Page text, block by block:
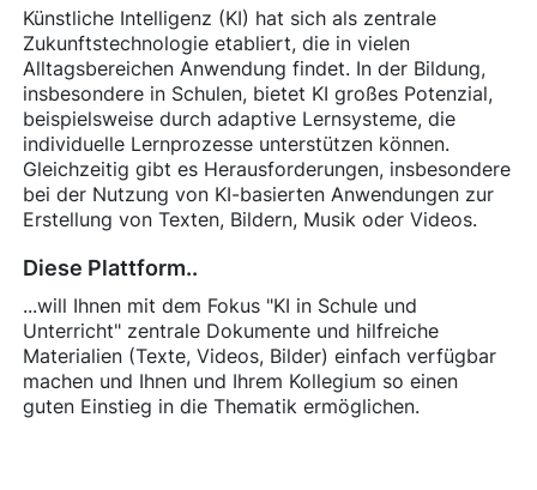
Künstliche Intelligenz (KI) hat sich als zentrale
Zukunftstechnologie etabliert, die in vielen
Alltagsbereichen Anwendung findet. In der Bildung,
insbesondere in Schulen, bietet KI großes Potenzial,
beispielsweise durch adaptive Lernsysteme, die
individuelle Lernprozesse unterstützen können.
Gleichzeitig gibt es Herausforderungen, insbesondere
bei der Nutzung von KI-basierten Anwendungen zur
Erstellung von Texten, Bildern, Musik oder Videos.
Diese Plattform..
...will Ihnen mit dem Fokus "KI in Schule und
Unterricht" zentrale Dokumente und hilfreiche
Materialien (Texte, Videos, Bilder) einfach verfügbar
machen und Ihnen und Ihrem Kollegium so einen
guten Einstieg in die Thematik ermöglichen.